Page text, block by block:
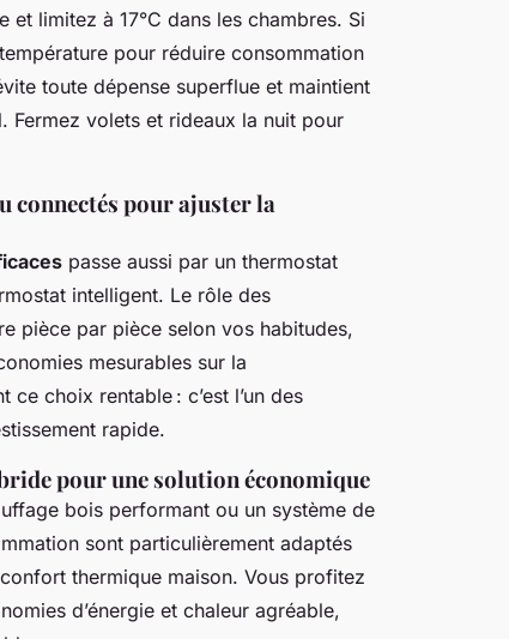
limitez à 17°C dans les chambres. Si
pour réduire consommation
toute dépense superflue et maintient
Fermez volets et rideaux la nuit pour
connectés pour ajuster la
passe aussi par un thermostat
intelligent. Le rôle des
pièce par pièce selon vos habitudes,
mesurables sur la
choix rentable : c’est l’un des
rapide.
pour une solution économique
bois performant ou un système de
sont particulièrement adaptés
thermique maison. Vous profitez
d’énergie et chaleur agréable,